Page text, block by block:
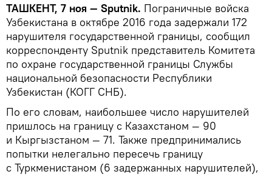
ТАШКЕНТ, 7 ноя — Sputnik. Пограничные войска
Узбекистана в октябре 2016 года задержали 172
нарушителя государственной границы, сообщил
корреспонденту Sputnik представитель Комитета
по охране государственной границы Службы
национальной безопасности Республики
Узбекистан (КОГГ СНБ).
По его словам, наибольшее число нарушителей
пришлось на границу с Казахстаном — 90
и Кыргызстаном — 71. Также предпринимались
попытки нелегально пересечь границу
с Туркменистаном (6 задержанных нарушителей),